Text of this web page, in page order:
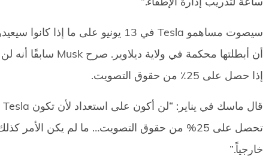
إذا حصل على 25٪ من حقوق التصويت.
خارجياً.”